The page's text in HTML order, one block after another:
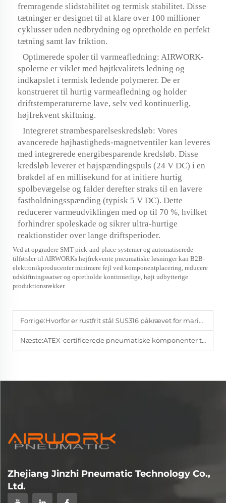
fremragende slidstabilitet og termisk stabilitet. Disse
tætninger er designet til at klare over 100 millioner
cyklusser uden nedbrydning og opretholde en perfekt
tætning samt lav friktion.
Optimerede spoler til varmeafledning: AIRWORK-
spolerne er viklet med højtkvalitets ledning og
indkapslet i termisk ledende polymerer. De er
konstrueret til hurtig varmeafledning og holder
driftstemperaturerne lave, selv ved kontinuerlig,
højfrekvent skiftning.
Integreret strømbesparelseskredsløb: Vores
avancerede højhastigheds-magnetventiler kan leveres
med integrerede energibesparende kredsløb. Disse
kredsløb leverer et højspændingspuls (24 V DC) i en
brøkdel af en millisekund for at initiere hurtig
spolbevægelse og falder derefter straks til en lavere
fastholdningsspænding (typisk 5 V DC). Dette
reducerer varmeudviklingen med op til 70 %, hvilket
forhindrer spoleskade og sikrer ultra-hurtige
reaktionstider over lange driftsperioder.
Ved at opgradere SMT-pick-and-place-systemer og automatiserede
tilførsler til AIRWORKs højfrekvente pneumatiske løsninger kan B2B-
elektronikproducenter minimere fejl ved komponentplacering, reducere
udskiftningssatser og opretholde kontinuerlige, højt udbytterige
produktionsrækker.
Forrige:Hvorfor er rustfrit stål SUS316 påkrævet for marine pneumatiske systemer | AIRWORK
Næste:ATEX-certificerede pneumatiske komponenter til zone 1/21 – vejledning | AIRWORK
Zhejiang Jinzhi Pneumatic Technology Co.,
Ltd.